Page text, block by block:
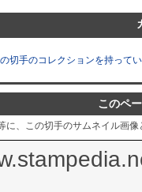
切手のコレクションを持って
このペ
に、この切手のサムネイル画